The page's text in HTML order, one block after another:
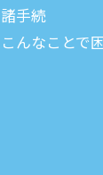
諸⼿続
こんなことで